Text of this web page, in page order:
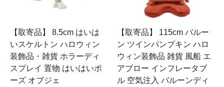
【取寄品】 8.5cm はいは
いスケルトン ハロウィン
装飾品・雑貨 ホラーディ
スプレイ 置物 はいはいポ
ーズ オブジェ
【取寄品】 115cm バルー
ン ツインパンプキン ハロ
ウィン装飾品 雑貨 風船 エ
アブロー インフレータブ
ル 空気注入 バルーンディ